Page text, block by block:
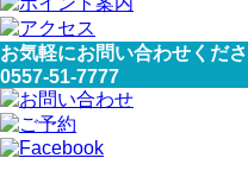
お気軽にお問い合わせくだ
0557-51-7777